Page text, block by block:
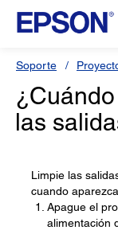
Soporte
las
Limpie las
cuando
Apague el
alimentación